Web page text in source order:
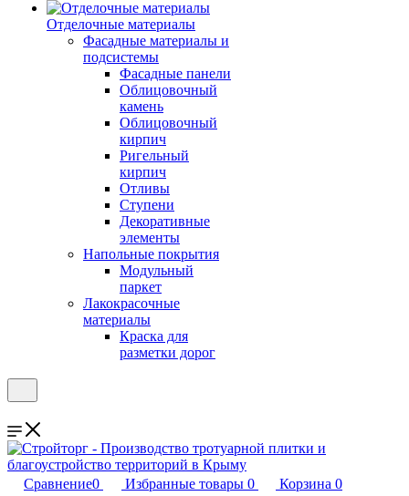
Отделочные материалы
Фасадные материалы и
подсистемы
Фасадные панели
Облицовочный
камень
Облицовочный
кирпич
Ригельный
кирпич
Отливы
Ступени
Декоративные
элементы
Напольные покрытия
Модульный
паркет
Лакокрасочные
материалы
Краска для
разметки дорог
Сравнение0 Избранные товары 0 Корзина 0